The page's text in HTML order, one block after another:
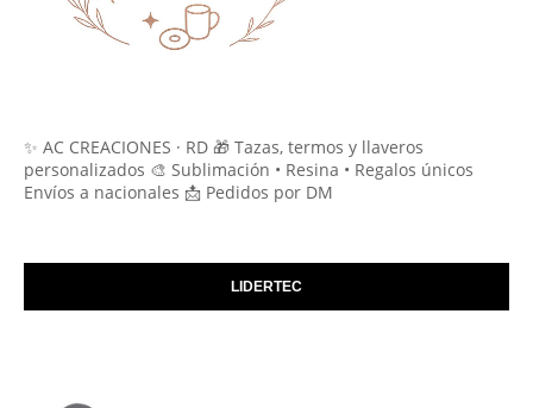
✨ AC CREACIONES · RD 🎁 Tazas, termos y llaveros
personalizados 🎨 Sublimación • Resina • Regalos únicos
Envíos a nacionales 📩 Pedidos por DM
LIDERTEC